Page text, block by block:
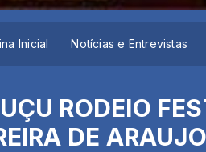
Inicial Notícias e Entrevistas
RODEIO
DE ARAUJO